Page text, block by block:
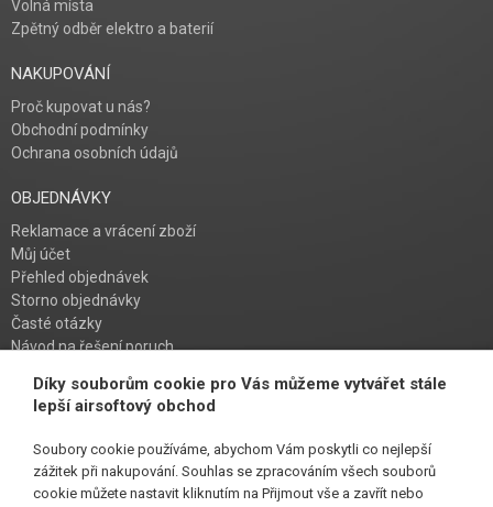
Volná místa
Zpětný odběr elektro a baterií
NAKUPOVÁNÍ
Proč kupovat u nás?
Obchodní podmínky
Ochrana osobních údajů
OBJEDNÁVKY
Reklamace a vrácení zboží
Můj účet
Přehled objednávek
Storno objednávky
Časté otázky
Návod na řešení poruch
PŘIHLAŠ SE K ODBĚRU
Díky souborům cookie pro Vás můžeme vytvářet stále
lepší airsoftový obchod
Soubory cookie používáme, abychom Vám poskytli co nejlepší
zážitek při nakupování. Souhlas se zpracováním všech souborů
cookie můžete nastavit kliknutím na Přijmout vše a zavřít nebo